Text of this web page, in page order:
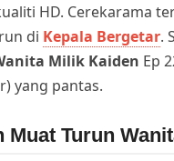
HD. Cerekarama
di Kepala Bergetar.
Milik Kaiden Ep
yang pantas.
Muat Turun